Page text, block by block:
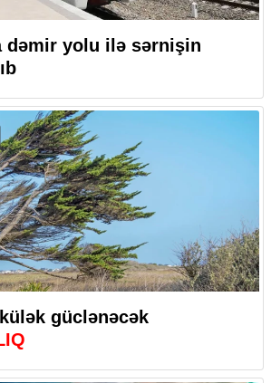
dəmir yolu ilə sərnişin
güclənəcək